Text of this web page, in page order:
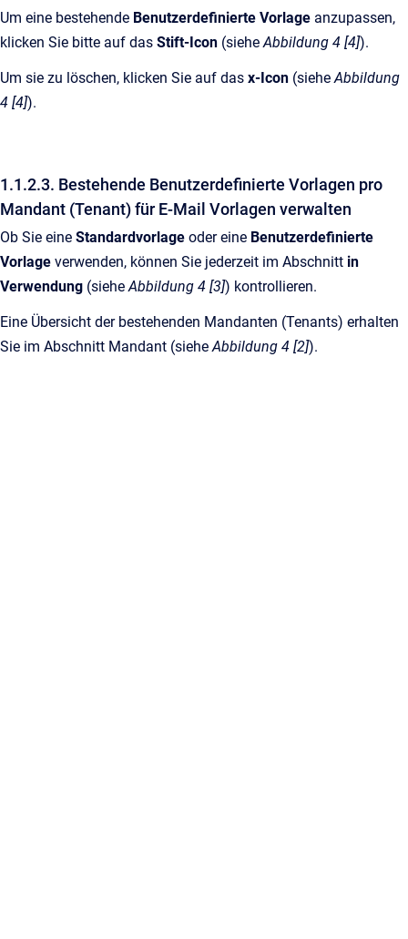
Um eine bestehende Benutzerdefinierte Vorlage anzupassen,
klicken Sie bitte auf das Stift-Icon (siehe Abbildung 4 [4]).
Um sie zu löschen, klicken Sie auf das x-Icon (siehe Abbildung
4 [4]).
1.1.2.3. Bestehende Benutzerdefinierte Vorlagen pro
Mandant (Tenant) für E-Mail Vorlagen verwalten
Ob Sie eine Standardvorlage oder eine Benutzerdefinierte
Vorlage verwenden, können Sie jederzeit im Abschnitt in
Verwendung (siehe Abbildung 4 [3]) kontrollieren.
Eine Übersicht der bestehenden Mandanten (Tenants) erhalten
Sie im Abschnitt Mandant (siehe Abbildung 4 [2]).